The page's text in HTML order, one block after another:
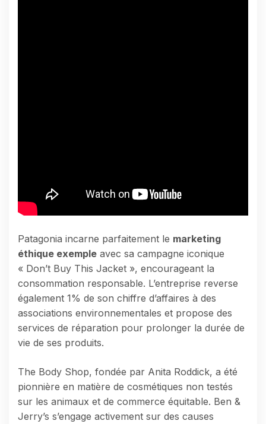
Patagonia incarne parfaitement le marketing
éthique exemple avec sa campagne iconique
« Don’t Buy This Jacket », encourageant la
consommation responsable. L’entreprise reverse
également 1% de son chiffre d’affaires à des
associations environnementales et propose des
services de réparation pour prolonger la durée de
vie de ses produits.
The Body Shop, fondée par Anita Roddick, a été
pionnière en matière de cosmétiques non testés
sur les animaux et de commerce équitable. Ben &
Jerry’s s’engage activement sur des causes